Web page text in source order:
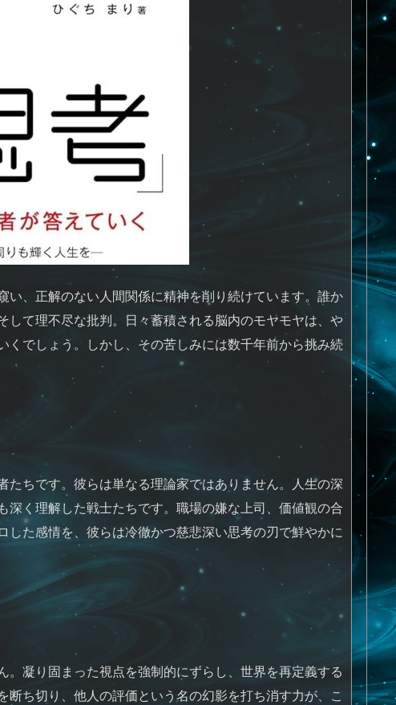
、正解のない人間関係に精神を削り続けています。誰か
て理不尽な批判。日々蓄積される脳内のモヤモヤは、や
でしょう。しかし、その苦しみには数千年前から挑み続
ちです。彼らは単なる理論家ではありません。人生の深
く理解した戦士たちです。職場の嫌な上司、価値観の合
た感情を、彼らは冷徹かつ慈悲深い思考の刃で鮮やかに
凝り固まった視点を強制的にずらし、世界を再定義する
ち切り、他人の評価という名の幻影を打ち消す力が、こ